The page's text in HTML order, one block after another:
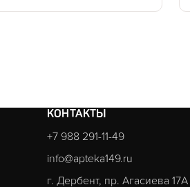
КОНТАКТЫ
+7 988 291-11-49
info@apteka149.ru
г. Дербент, пр. Агасиева 17А